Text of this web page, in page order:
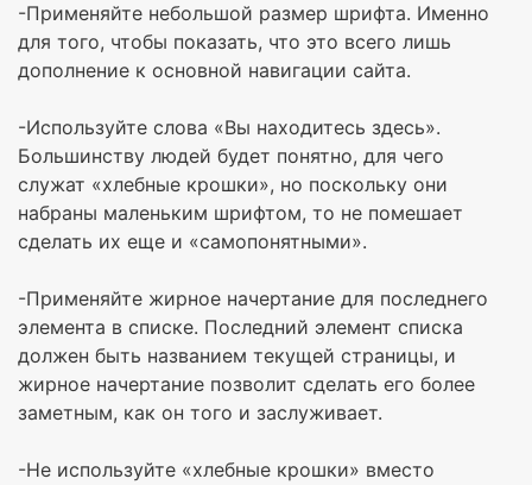
-Применяйте небольшой размер шрифта. Именно
для того, чтобы показать, что это всего лишь
дополнение к основной навигации сайта.
-Используйте слова «Вы находитесь здесь».
Большинству людей будет понятно, для чего
служат «хлебные крошки», но поскольку они
набраны маленьким шрифтом, то не помешает
сделать их еще и «самопонятными».
-Применяйте жирное начертание для последнего
элемента в списке. Последний элемент списка
должен быть названием текущей страницы, и
жирное начертание позволит сделать его более
заметным, как он того и заслуживает.
-Не используйте «хлебные крошки» вместо